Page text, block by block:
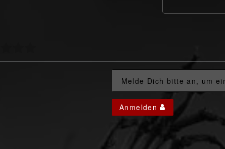
Melde Dich bitte an, um
Anmelden